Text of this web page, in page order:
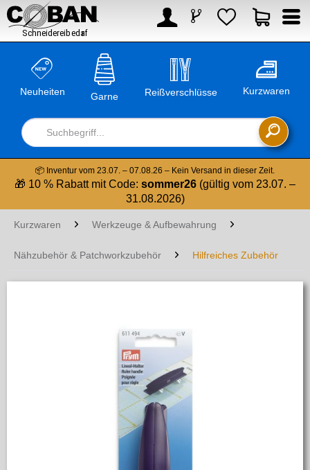
 

Neuheiten Garne

Reißverschlüsse Kurzwaren
📦 Inventur vom 23.07. – 07.08.26 – Kein Versand in dieser Zeit.
🎁 10 % Rabatt mit Code: sommer26 (gültig vom 23.07. –
31.08.2026)
Kurzwaren Werkzeuge & Aufbewahrung
Nähzubehör & Patchworkzubehör Hilfreiches Zubehör